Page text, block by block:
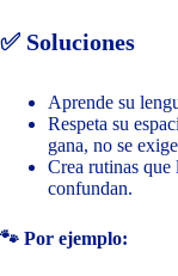
✅ Soluciones
Aprende su
Respeta su
gana, no se
Crea rutinas que
confundan.
🐾 Por ejemplo: